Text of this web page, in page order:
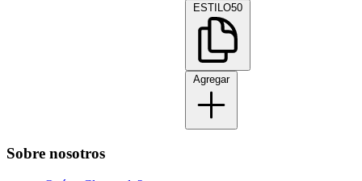
ESTILO50
Agregar
Sobre nosotros